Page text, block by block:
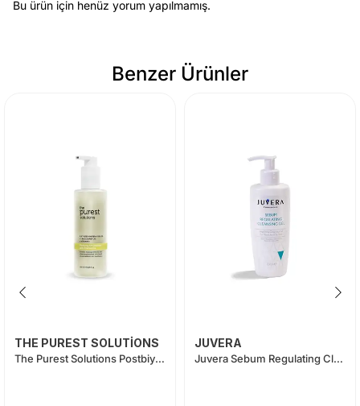
Bu ürün için henüz yorum yapılmamış.
Benzer Ürünler
THE PUREST SOLUTİONS
The Purest Solutions Postbiyotik İçerikli Arındırıcı Temizleme Yağı 150 ml
JUVERA
Juvera Sebum Regulating Cleansing Gel 200 ml